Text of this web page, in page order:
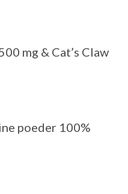
mg & Cat’s Claw
poeder 100%